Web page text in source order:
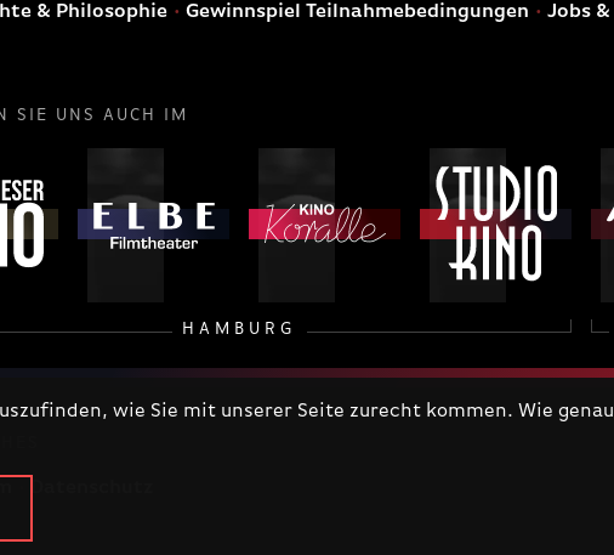
wie Sie mit unserer Seite zurecht kommen. Wie
& Philosophie
Gewinnspiel Teilnahmebedingungen Jobs
SIE UNS AUCH IM
HAMBURG